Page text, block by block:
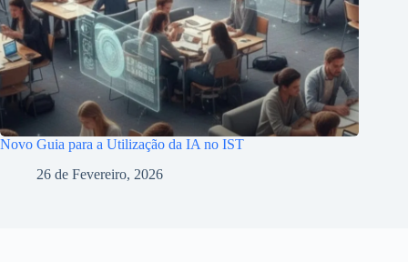
Novo Guia para a Utilização da IA no IST
26 de Fevereiro, 2026